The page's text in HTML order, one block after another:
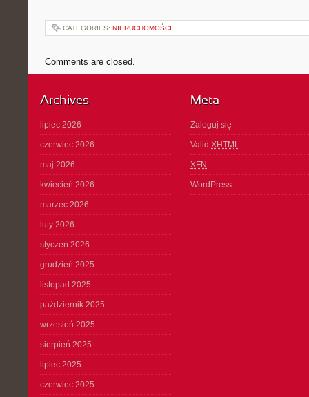
CATEGORIES: NIERUCHOMOŚCI
Comments are closed.
Archives
lipiec 2026
czerwiec 2026
maj 2026
kwiecień 2026
marzec 2026
luty 2026
styczeń 2026
grudzień 2025
listopad 2025
październik 2025
wrzesień 2025
sierpień 2025
lipiec 2025
czerwiec 2025
Meta
Zaloguj się
Valid XHTML
XFN
WordPress